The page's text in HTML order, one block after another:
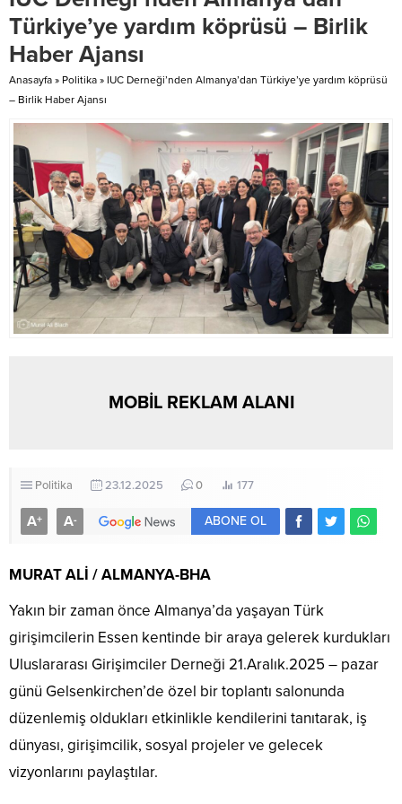
yaşanan olaylarla ilgili de
değerlendirmelerde bulundu.
Kentteki asayiş...
temennimi de arzetmek isterim....
Türkiye’ye yardım köprüsü – Birlik
Haber Ajansı
Anasayfa » Politika » IUC Derneği’nden Almanya’dan Türkiye’ye yardım köprüsü
– Birlik Haber Ajansı
MOBİL REKLAM ALANI
Politika 23.12.2025 0 177
A+ A- ABONE OL
MURAT ALİ / ALMANYA-BHA
Yakın bir zaman önce Almanya’da yaşayan Türk
girişimcilerin Essen kentinde bir araya gelerek kurdukları
Uluslararası Girişimciler Derneği 21.Aralık.2025 – pazar
günü Gelsenkirchen’de özel bir toplantı salonunda
düzenlemiş oldukları etkinlikle kendilerini tanıtarak, iş
dünyası, girişimcilik, sosyal projeler ve gelecek
vizyonlarını paylaştılar.